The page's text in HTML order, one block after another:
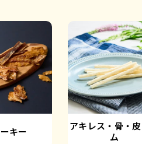
キー
アキレス・骨・
ム